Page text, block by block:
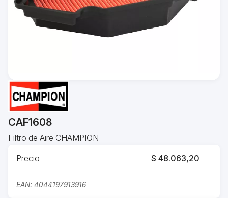
CAF1608
Filtro de Aire CHAMPION
Precio
$ 48.063,20
EAN: 4044197913916